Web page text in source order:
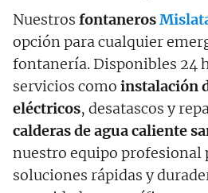
Nuestros fontaneros
opción para cualquier
fontanería. Disponibles 24
servicios como instalación
eléctricos, desatascos y
calderas de agua caliente
nuestro equipo profesional
soluciones rápidas y